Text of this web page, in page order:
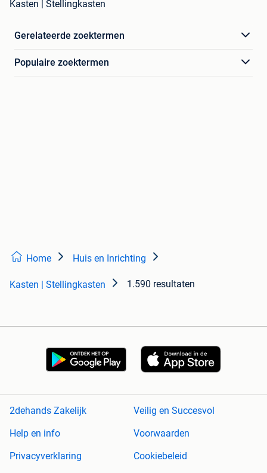
Kasten | Stellingkasten
Gerelateerde zoektermen
Populaire zoektermen
Home Huis en Inrichting
Kasten | Stellingkasten 1.590 resultaten
2dehands Zakelijk
Veilig en Succesvol
Help en info
Voorwaarden
Privacyverklaring
Cookiebeleid